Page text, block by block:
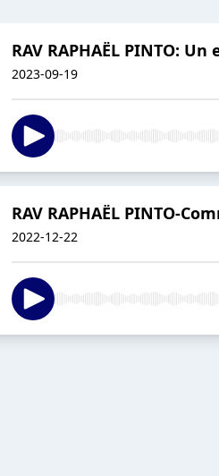
RAV RAPHAËL PINTO:
2023-09-19
RAV RAPHAËL PINTO-
2022-12-22